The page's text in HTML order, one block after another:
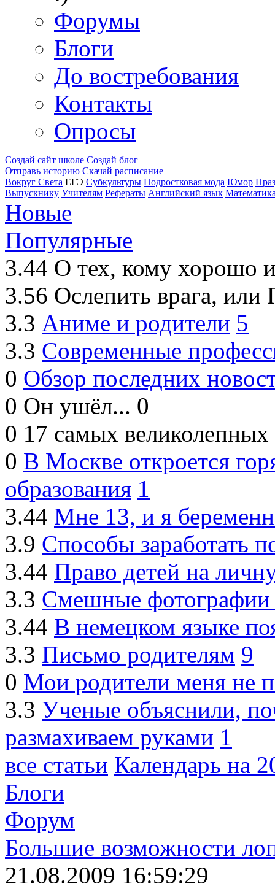
Форумы
Блоги
До востребования
Контакты
Опросы
Создай сайт школе Создай блог
Отправь историю Скачай расписание
Вокруг Света ЕГЭ Субкультуры Подростковая мода Юмор
Выпускнику Учителям Рефераты Английский язык
Новые
Популярные
3.44 О тех, кому хорошо
3.56 Ослепить врага, или
3.3 Аниме и родители 5
3.3 Современные
0 Обзор последних
0 Он ушёл... 0
0 17 самых
0 В Москве откроется
образования 1
3.44 Мне 13, и я
3.9 Способы заработать
3.44 Право детей на
3.3 Смешные фотографии
3.44 В немецком языке
3.3 Письмо родителям 9
0 Мои родители меня не
3.3 Ученые объяснили,
размахиваем руками 1
все статьи Календарь на
Блоги
Форум
Большие возможности
21.08.2009 16:59:29